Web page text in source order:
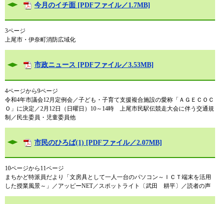
今月のイチ面 [PDFファイル／1.7MB]
3ページ
上尾市・伊奈町消防広域化
市政ニュース [PDFファイル／3.53MB]
4ページから9ページ
令和4年市議会12月定例会／子ども・子育て支援複合施設の愛称「ＡＧＥＣＯＣ
Ｏ」に決定／2月12日（日曜日）10～14時 上尾市民駅伝競走大会に伴う交通規
制／民生委員・児童委員他
市民のひろば(1) [PDFファイル／2.07MB]
10ページから11ページ
まちかど特派員だより「文房具として一人一台のパソコン～ＩＣＴ端末を活用
した授業風景～」／アッピーNET／スポットライト〔武田 耕平〕／読者の声